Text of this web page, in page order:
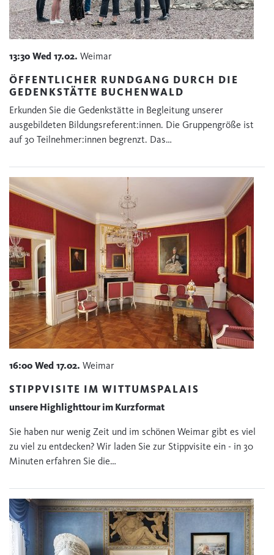
13:30 Wed 17.02. Weimar
ÖFFENTLICHER RUNDGANG DURCH DIE
GEDENKSTÄTTE BUCHENWALD
Erkunden Sie die Gedenkstätte in Begleitung unserer
ausgebildeten Bildungsreferent:innen. Die Gruppengröße ist
auf 30 Teilnehmer:innen begrenzt. Das…
16:00 Wed 17.02. Weimar
STIPPVISITE IM WITTUMSPALAIS
unsere Highlighttour im Kurzformat
Sie haben nur wenig Zeit und im schönen Weimar gibt es viel
zu viel zu entdecken? Wir laden Sie zur Stippvisite ein - in 30
Minuten erfahren Sie die…